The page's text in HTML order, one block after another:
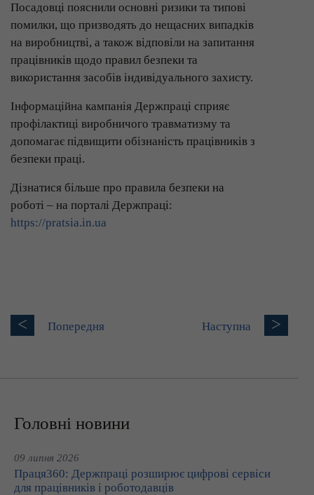
Посадовці пояснили основні ризики та типові
помилки, що призводять до нещасних випадків
на виробництві, а також відповіли на запитання
працівників щодо правил безпеки та
використання засобів індивідуального захисту.
Інформаційна кампанія Держпраці сприяє
профілактиці виробничого травматизму та
допомагає підвищити обізнаність працівників з
безпеки праці.
Дізнатися більше про правила безпеки на
роботі – на порталі Держпраці:
https://pratsia.in.ua
< Попередня Наступна >
Головні новини
09 липня 2026
Праця360: Держпраці розширює цифрові сервіси
для працівників і роботодавців